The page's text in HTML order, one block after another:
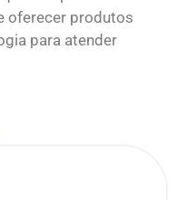
oferecer produtos
para atender